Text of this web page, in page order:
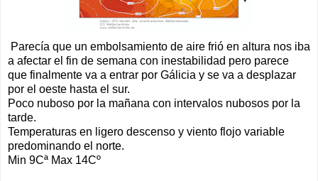
Parecía que un embolsamiento de aire frió en altura nos iba
a afectar el fin de semana con inestabilidad pero parece
que finalmente va a entrar por Gálicia y se va a desplazar
por el oeste hasta el sur.
Poco nuboso por la mañana con intervalos nubosos por la
tarde.
Temperaturas en ligero descenso y viento flojo variable
predominando el norte.
Min 9Cª Max 14Cº